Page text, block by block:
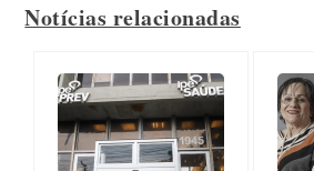
Notícias relacionadas